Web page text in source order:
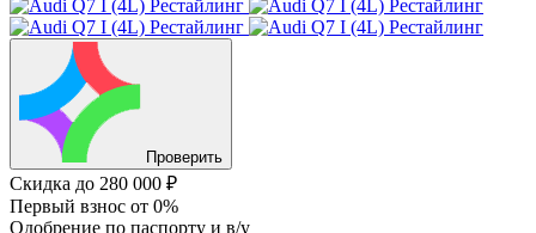
Проверить
Скидка до 280 000 ₽
Первый взнос от 0%
Одобрение по паспорту и в/у